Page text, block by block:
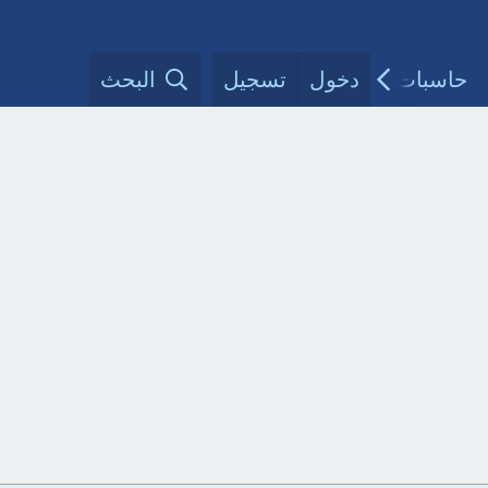
حاسبات طبية مقالات الأطباءدخول تسجيل البحث